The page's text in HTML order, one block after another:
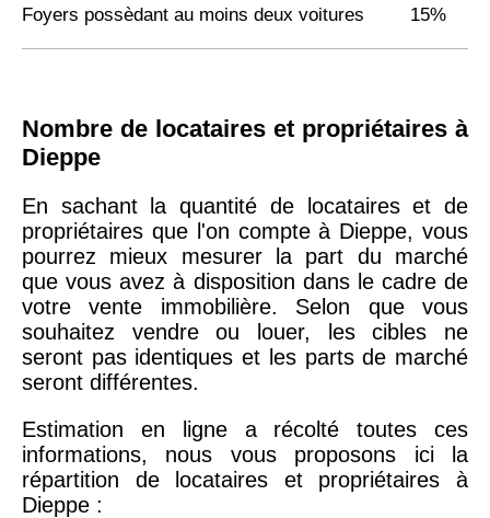
Foyers possèdant au moins deux voitures 15%
Nombre de locataires et propriétaires à
Dieppe
En sachant la quantité de locataires et de
propriétaires que l'on compte à Dieppe, vous
pourrez mieux mesurer la part du marché
que vous avez à disposition dans le cadre de
votre vente immobilière. Selon que vous
souhaitez vendre ou louer, les cibles ne
seront pas identiques et les parts de marché
seront différentes.
Estimation en ligne a récolté toutes ces
informations, nous vous proposons ici la
répartition de locataires et propriétaires à
Dieppe :